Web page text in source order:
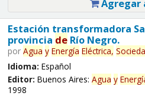
Agregar
Estación transformadora
provincia deRío Negro.
por Agua y Energía Eléctrica,
Idioma: Español
Editor: Buenos Aires: Agua y
1998